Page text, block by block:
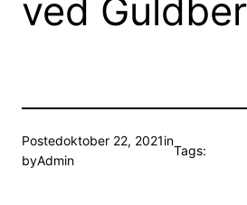
ved
Postedoktober 22, 2021in
byAdmin
Tags: